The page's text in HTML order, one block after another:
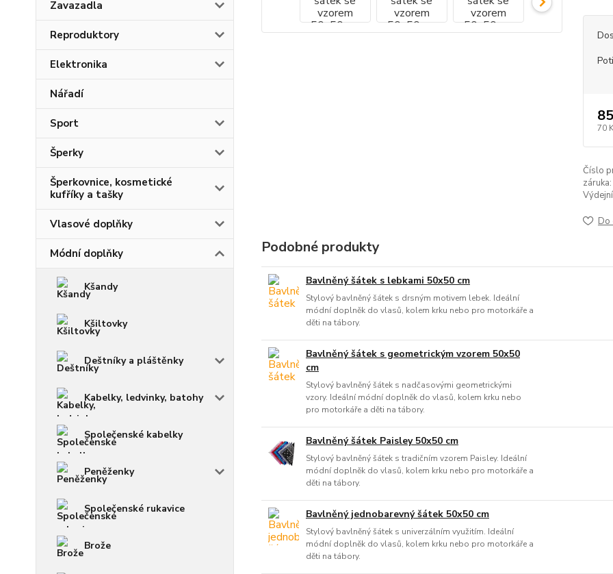
Zavazadla
Reproduktory
Elektronika
Nářadí
Sport
Šperky
Šperkovnice, kosmetické
kufříky a tašky
Vlasové doplňky
Módní doplňky
Kšandy
Kšiltovky
Deštníky a pláštěnky
Kabelky, ledvinky, batohy
Společenské kabelky
Peněženky
Společenské rukavice
Brože
70
Číslo
záruka:
Do
Podobné produkty
Bavlněný šátek s lebkami 50x50 cm
Stylový bavlněný šátek s drsným motivem lebek. Ideální
módní doplněk do vlasů, kolem krku nebo pro motorkáře a
děti na tábory.
Bavlněný šátek s geometrickým vzorem 50x50
cm
Stylový bavlněný šátek s nadčasovými geometrickými
vzory. Ideální módní doplněk do vlasů, kolem krku nebo
pro motorkáře a děti na tábory.
Bavlněný šátek Paisley 50x50 cm
Stylový bavlněný šátek s tradičním vzorem Paisley. Ideální
módní doplněk do vlasů, kolem krku nebo pro motorkáře a
děti na tábory.
Bavlněný jednobarevný šátek 50x50 cm
Stylový bavlněný šátek s univerzálním využitím. Ideální
módní doplněk do vlasů, kolem krku nebo pro motorkáře a
děti na tábory.